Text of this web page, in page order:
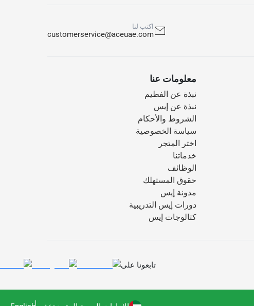
اكتب لنا
customerservice@aceuae.com
معلومات عنا
نبذة عن الفطيم
نبذة عن إيس
الشروط والأحكام
سياسة الخصوصية
اختر المتجر
خدماتنا
الوظائف
حقوق المستهلك
مدونة إيس
دورات إيس التدريبية
كتالوجات إيس
تابعونا على